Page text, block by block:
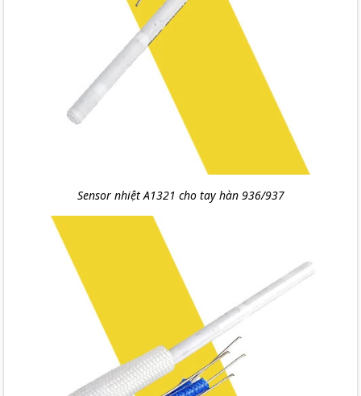
Sensor nhiệt A1321 cho tay hàn 936/937